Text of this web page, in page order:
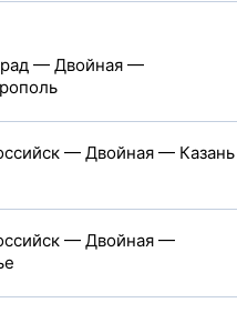
— Двойная —
— Двойная — Казань
— Двойная —